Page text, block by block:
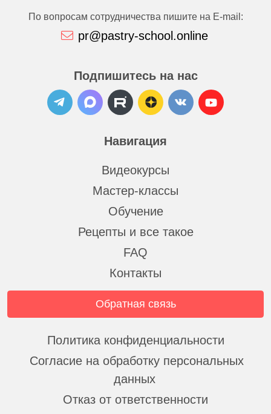
Навигация
Видеокурсы
Мастер-классы
Обучение
Рецепты и все такое
FAQ
Контакты
По вопросам сотрудничества пишите на E-mail:
pr@pastry-school.online
Подпишитесь на нас
Обратная связь
Политика конфиденциальности
Согласие на обработку персональных
данных
Отказ от ответственности